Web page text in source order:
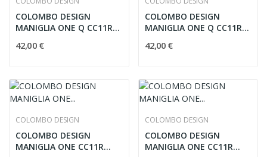
COLOMBO DESIGN
MANIGLIA ONE Q CC11R
42,00 €
COLOMBO DESIGN
MANIGLIA ONE Q CC11R
42,00 €
COLOMBO DESIGN
COLOMBO DESIGN
MANIGLIA ONE CC11R
COLOMBO DESIGN
COLOMBO DESIGN
MANIGLIA ONE CC11R